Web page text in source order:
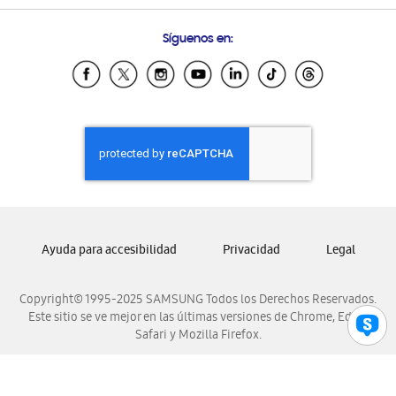
Samsung Ecuador
Samsung El Salvador
Samsung Honduras
Samsung Nicaragua
Samsung Panamá
Samsung Venezuela
Síguenos en:
Copyright© 1995-2025 SAMSUNG Todos los Derechos Reservados.
Este sitio se ve mejor en las últimas versiones de Chrome, Edge,
Safari y Mozilla Firefox.
Ayuda para accesibilidad Privacidad Legal